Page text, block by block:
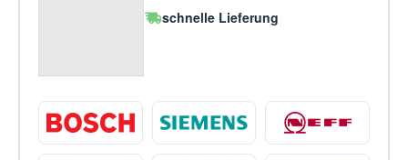
schnelle Lieferung